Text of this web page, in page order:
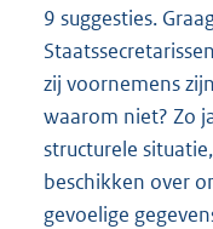
9 suggesties.
zij voornemens
waarom niet? Zo
structurele
beschikken over
gevoelige